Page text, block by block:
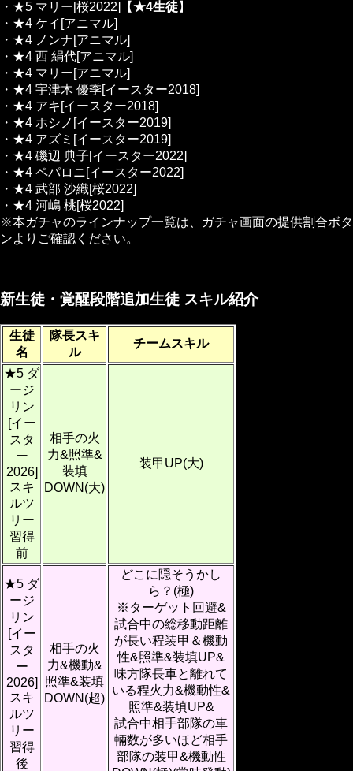
・★5 マリー[桜2022]【★4生徒】
・★4 ケイ[アニマル]
・★4 ノンナ[アニマル]
・★4 西 絹代[アニマル]
・★4 マリー[アニマル]
・★4 宇津木 優季[イースター2018]
・★4 アキ[イースター2018]
・★4 ホシノ[イースター2019]
・★4 アズミ[イースター2019]
・★4 磯辺 典子[イースター2022]
・★4 ペパロニ[イースター2022]
・★4 武部 沙織[桜2022]
・★4 河嶋 桃[桜2022]
※本ガチャのラインナップ一覧は、ガチャ画面の提供割合ボタ
ンよりご確認ください。
新生徒・覚醒段階追加生徒 スキル紹介
生徒
名
隊長スキ
ル
チームスキル
★5 ダ
ージ
リン
[イー
スタ
ー
2026]
スキ
ルツ
リー
習得
前
相手の火
力&照準&
装填
DOWN(大)
装甲UP(大)
★5 ダ
ージ
リン
[イー
スタ
ー
2026]
スキ
ルツ
リー
習得
後
相手の火
力&機動&
照準&装填
DOWN(超)
どこに隠そうかし
ら？(極)
※ターゲット回避&
試合中の総移動距離
が長い程装甲＆機動
性&照準&装填UP&
味方隊長車と離れて
いる程火力&機動性&
照準&装填UP&
試合中相手部隊の車
輛数が多いほど相手
部隊の装甲&機動性